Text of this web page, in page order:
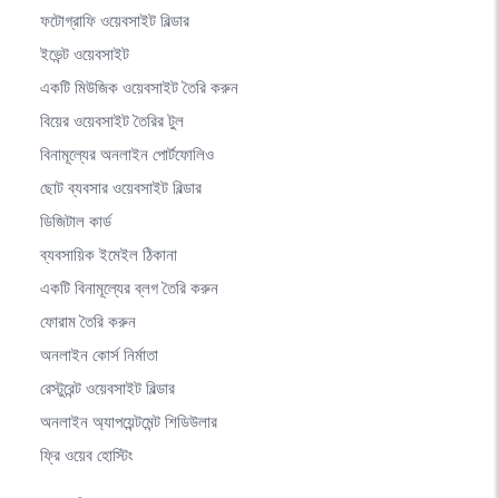
ফটোগ্রাফি ওয়েবসাইট বিল্ডার
ইভেন্ট ওয়েবসাইট
একটি মিউজিক ওয়েবসাইট তৈরি করুন
বিয়ের ওয়েবসাইট তৈরির টুল
বিনামূল্যের অনলাইন পোর্টফোলিও
ছোট ব্যবসার ওয়েবসাইট বিল্ডার
ডিজিটাল কার্ড
ব্যবসায়িক ইমেইল ঠিকানা
একটি বিনামূল্যের ব্লগ তৈরি করুন
ফোরাম তৈরি করুন
অনলাইন কোর্স নির্মাতা
রেস্টুরেন্ট ওয়েবসাইট বিল্ডার
অনলাইন অ্যাপয়েন্টমেন্ট শিডিউলার
ফ্রি ওয়েব হোস্টিং